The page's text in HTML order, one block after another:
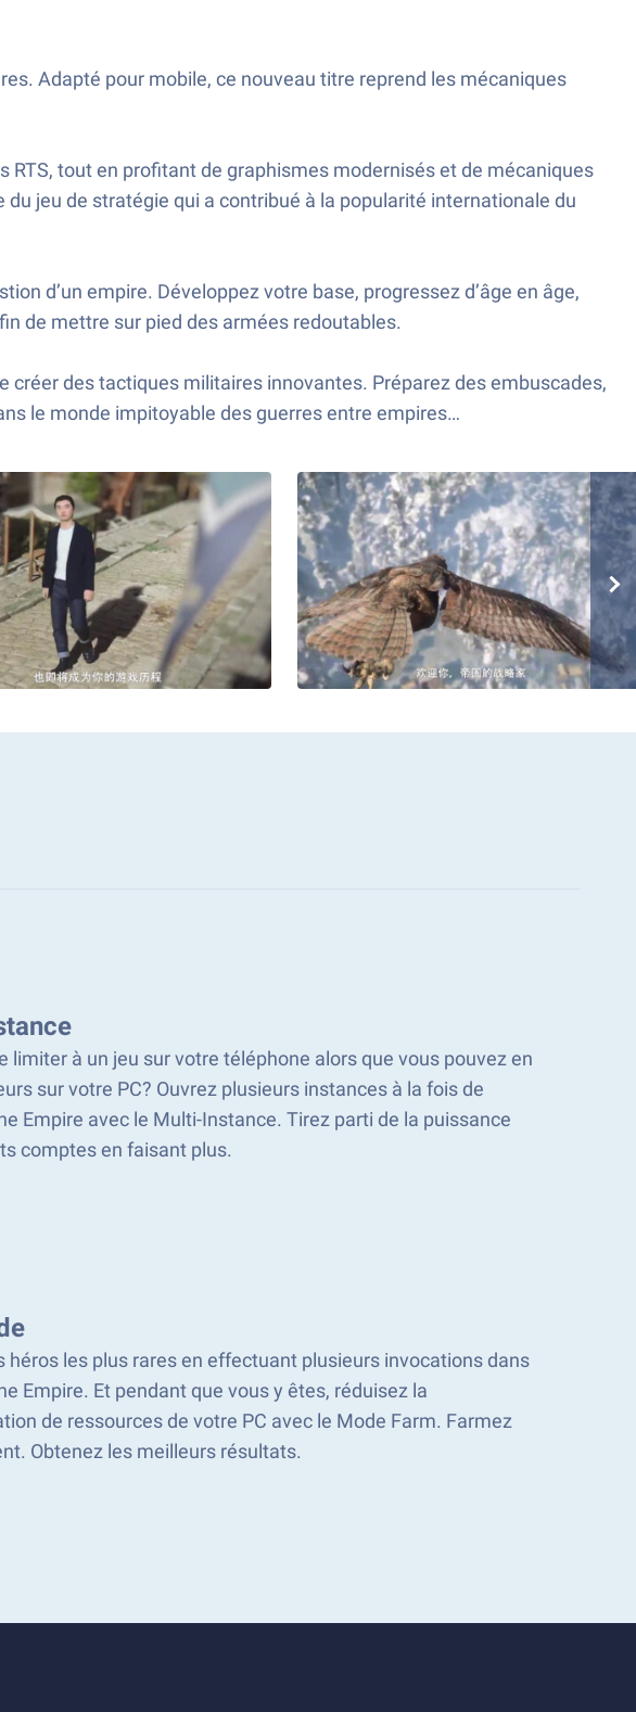
Adapté pour mobile, ce nouveau titre reprend les mécaniques
RTS, tout en profitant de graphismes modernisés et de mécaniques
du jeu de stratégie qui a contribué à la popularité internationale du
d’un empire. Développez votre base, progressez d’âge en âge,
de mettre sur pied des armées redoutables.
créer des tactiques militaires innovantes. Préparez des embuscades,
le monde impitoyable des guerres entre empires…
limiter à un jeu sur votre téléphone alors que vous pouvez en
sur votre PC? Ouvrez plusieurs instances à la fois de
Empire avec le Multi-Instance. Tirez parti de la puissance
comptes en faisant plus.
héros les plus rares en effectuant plusieurs invocations dans
Empire. Et pendant que vous y êtes, réduisez la
de ressources de votre PC avec le Mode Farm. Farmez
Obtenez les meilleurs résultats.